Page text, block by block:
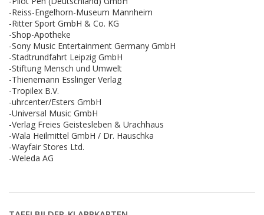
-Reiss-Engelhorn-Museum Mannheim
-Ritter Sport GmbH & Co. KG
-Shop-Apotheke
-Sony Music Entertainment Germany GmbH
-Stadtrundfahrt Leipzig GmbH
-Stiftung Mensch und Umwelt
-Thienemann Esslinger Verlag
-Tropilex B.V.
-uhrcenter/Esters GmbH
-Universal Music GmbH
-Verlag Freies Geistesleben & Urachhaus
-Wala Heilmittel GmbH / Dr. Hauschka
-Wayfair Stores Ltd.
-Weleda AG